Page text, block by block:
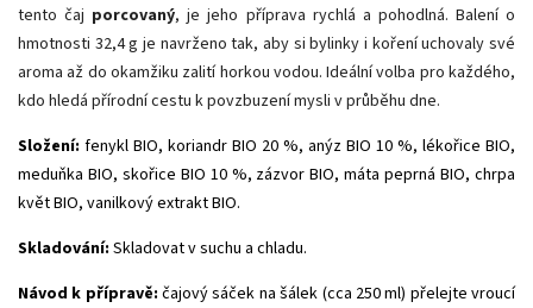
tento čaj porcovaný, je jeho příprava rychlá a pohodlná. Balení o
hmotnosti 32,4 g je navrženo tak, aby si bylinky i koření uchovaly své
aroma až do okamžiku zalití horkou vodou. Ideální volba pro každého,
kdo hledá přírodní cestu k povzbuzení mysli v průběhu dne.
Složení: fenykl BIO, koriandr BIO 20 %, anýz BIO 10 %, lékořice BIO,
meduňka BIO, skořice BIO 10 %, zázvor BIO, máta peprná BIO, chrpa
květ BIO, vanilkový extrakt BIO.
Skladování: Skladovat v suchu a chladu.
Návod k přípravě: čajový sáček na šálek (cca 250 ml) přelejte vroucí